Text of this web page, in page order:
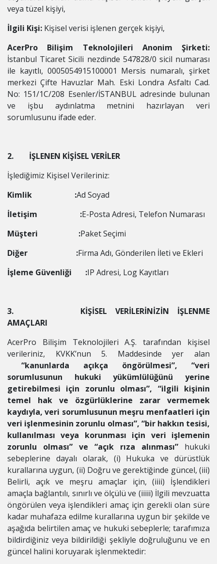
veya tüzel kişiyi,
İlgili Kişi: Kişisel verisi işlenen gerçek kişiyi,
AcerPro Bilişim Teknolojileri Anonim Şirketi:
İstanbul Ticaret Sicili nezdinde 547828/0 sicil numarası
ile kayıtlı, 0005054915100001 Mersis numaralı, şirket
merkezi Çifte Havuzlar Mah. Eski Londra Asfaltı Cad.
No: 151/1C/208 Esenler/İSTANBUL adresinde bulunan
ve işbu aydınlatma metnini hazırlayan veri
sorumlusunu ifade eder.
2. İŞLENEN KİŞİSEL VERİLER
İşlediğimiz Kişisel Verileriniz:
Kimlik :Ad Soyad
İletişim :E-Posta Adresi, Telefon Numarası
Müşteri :Paket Seçimi
Diğer :Firma Adı, Gönderilen İleti ve Ekleri
İşleme Güvenliği :IP Adresi, Log Kayıtları
3. KİŞİSEL VERİLERİNİZİN İŞLENME
AMAÇLARI
AcerPro Bilişim Teknolojileri A.Ş. tarafından kişisel
verileriniz, KVKK’nun
5. Maddesinde yer alan
“kanunlarda açıkça öngörülmesi”, “veri
sorumlusunun hukuki yükümlülüğünü yerine
getirebilmesi için zorunlu olması”, “ilgili kişinin
temel hak ve özgürlüklerine zarar vermemek
kaydıyla, veri sorumlusunun meşru menfaatleri için
veri işlenmesinin zorunlu olması”, “bir hakkın tesisi,
kullanılması veya korunması için veri işlemenin
zorunlu olması” ve “açık rıza alınması” hukuki
sebeplerine dayalı olarak, (i) Hukuka ve dürüstlük
kurallarına uygun, (ii) Doğru ve gerektiğinde güncel, (iii)
Belirli, açık ve meşru amaçlar için, (iiii) İşlendikleri
amaçla bağlantılı, sınırlı ve ölçülü ve (iiiii) İlgili mevzuatta
öngörülen veya işlendikleri amaç için gerekli olan süre
kadar muhafaza edilme kurallarına uygun bir şekilde ve
aşağıda belirtilen amaç ve hukuki sebeplerle; tarafımıza
bildirdiğiniz veya bildirildiği şekliyle doğruluğunu ve en
güncel halini koruyarak işlenmektedir: